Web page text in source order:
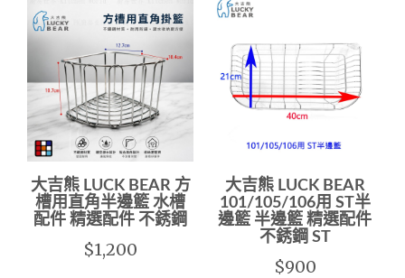
大吉熊 LUCK BEAR 方
槽用直角半邊籃 水槽
配件 精選配件 不銹鋼
$1,200
大吉熊 LUCK BEAR
101/105/106用 ST半
邊籃 半邊籃 精選配件
不銹鋼 ST
$900